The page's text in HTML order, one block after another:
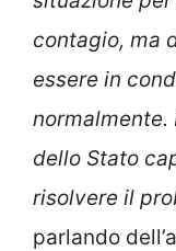
contagio, ma
essere in
normalmente.
dello Stato
risolvere il
parlando